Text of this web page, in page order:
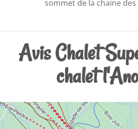
sommet de la chaine
Avis Chalet
chalet